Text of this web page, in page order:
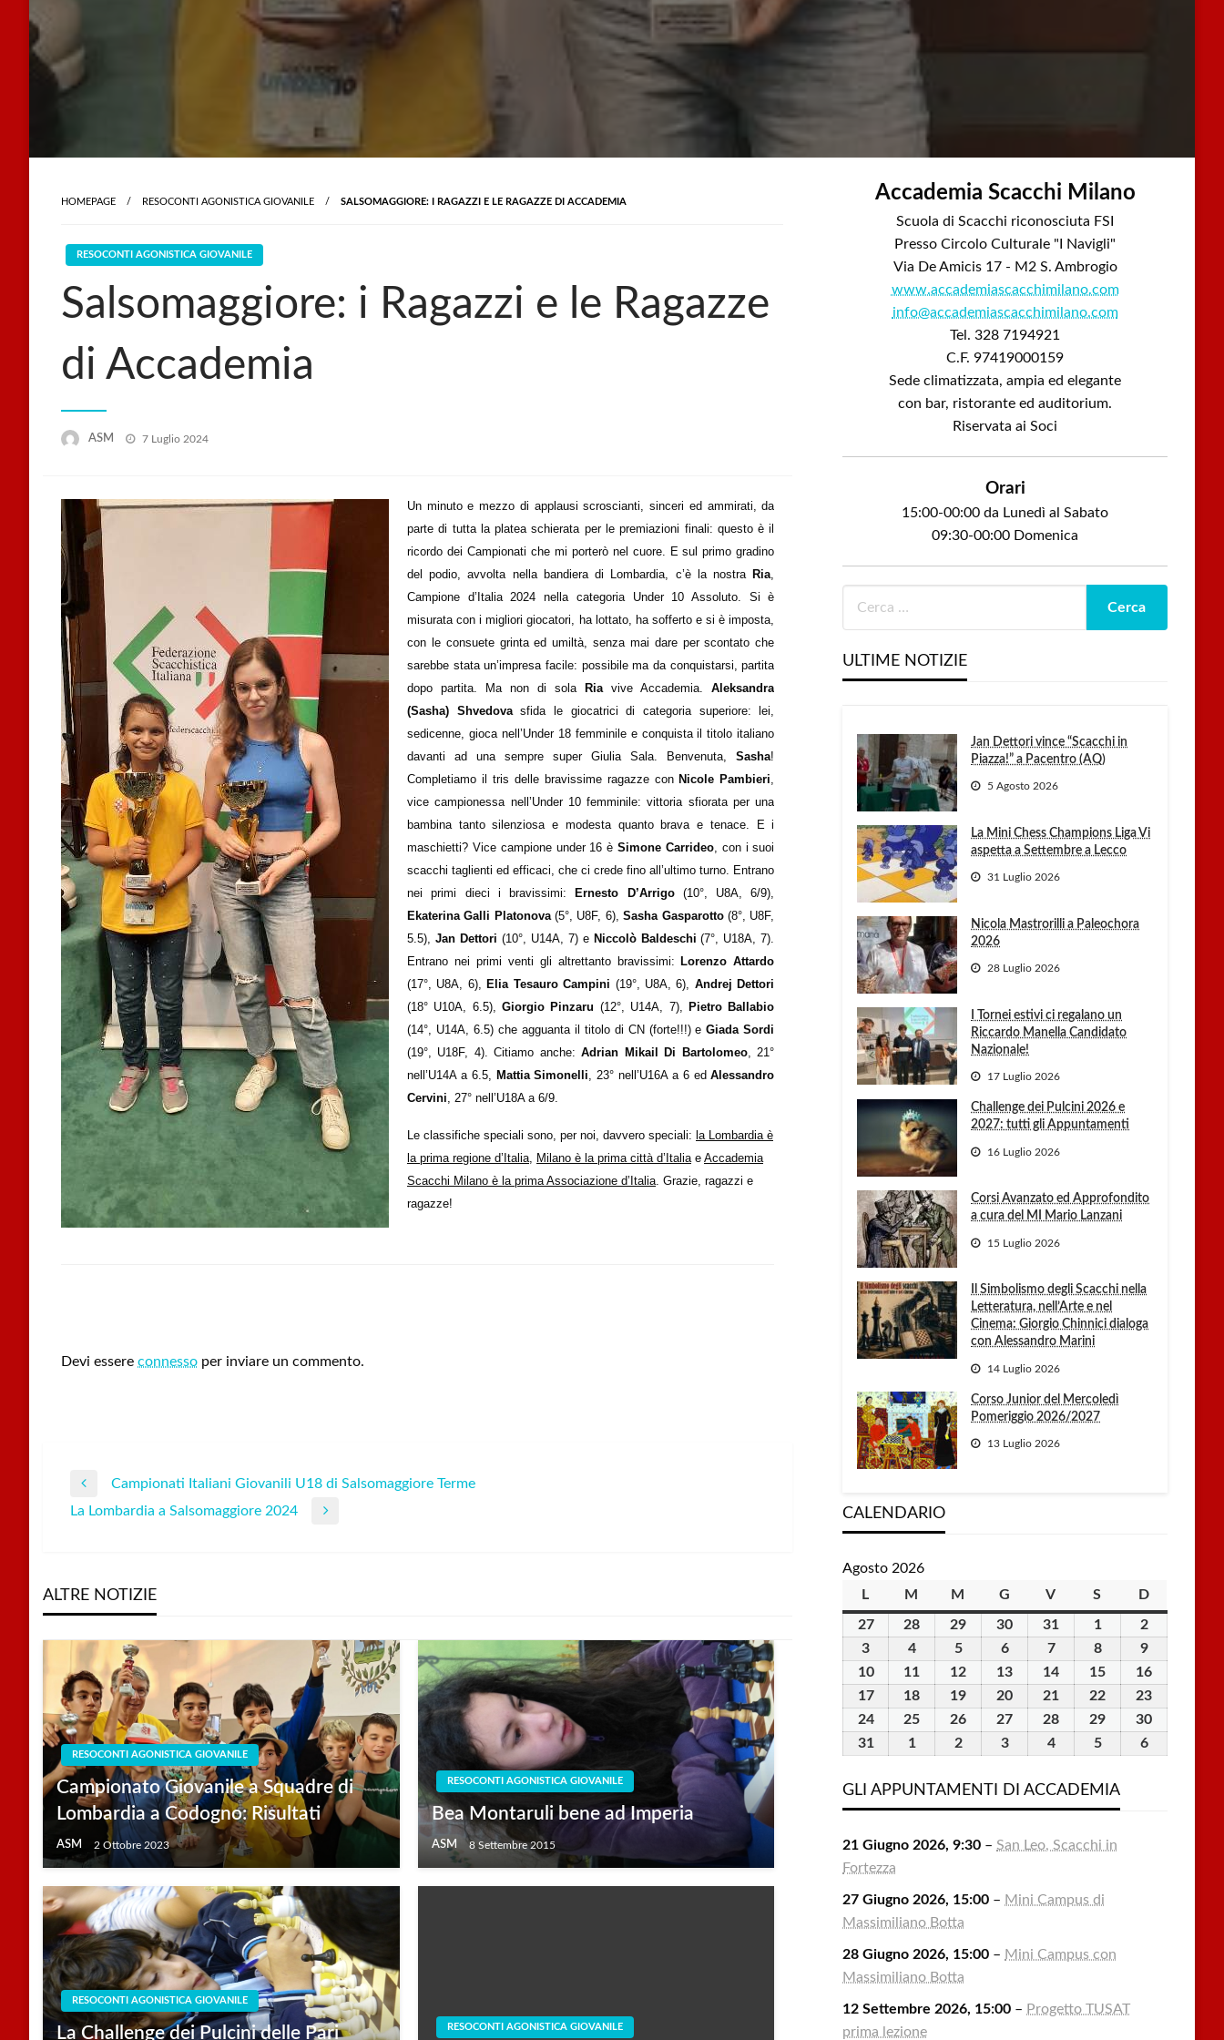
HOMEPAGE RESOCONTI AGONISTICA GIOVANILE SALSOMAGGIORE: I RAGAZZI E LE RAGAZZE DI ACCADEMIA
RESOCONTI AGONISTICA GIOVANILE
Salsomaggiore: i Ragazzi e le Ragazze
di Accademia
ASM
Posted
7 Luglio 2024
Un minuto e mezzo di applausi scroscianti, sinceri ed ammirati, da
parte di tutta la platea schierata per le premiazioni finali: questo è il
ricordo dei Campionati che mi porterò nel cuore. E sul primo gradino
del podio, avvolta nella bandiera di Lombardia, c’è la nostra Ria,
Campione d’Italia 2024 nella categoria Under 10 Assoluto. Si è
misurata con i migliori giocatori, ha lottato, ha sofferto e si è imposta,
con le consuete grinta ed umiltà, senza mai dare per scontato che
sarebbe stata un’impresa facile: possibile ma da conquistarsi, partita
dopo partita. Ma non di sola
Riavive Accademia.Aleksandra
(Sasha) Shvedovasfida le giocatrici di categoria superiore: lei,
sedicenne, gioca nell’Under 18 femminile e conquista il titolo italiano
davanti ad una sempre super Giulia Sala. Benvenuta,Sasha!
Completiamo il tris delle bravissime ragazze con Nicole Pambieri,
vice campionessa nell’Under 10 femminile: vittoria sfiorata per una
bambina tanto silenziosa e modesta quanto brava e tenace. E i
maschietti? Vice campione under 16 èSimone Carrideo, con i suoi
scacchi taglienti ed efficaci, che ci crede fino all’ultimo turno. Entrano
nei primi dieci i bravissimi:
Ernesto D’Arrigo(10°, U8A, 6/9),
Ekaterina Galli Platonova(5°, U8F, 6),Sasha Gasparotto(8°, U8F,
5.5), Jan Dettori (10°, U14A, 7) e Niccolò Baldeschi (7°, U18A, 7).
Entrano nei primi venti gli altrettanto bravissimi: Lorenzo Attardo
(17°, U8A, 6), Elia Tesauro Campini (19°, U8A, 6), Andrej Dettori
(18° U10A, 6.5),Giorgio Pinzaru (12°, U14A, 7), Pietro Ballabio
(14°, U14A, 6.5) che agguanta il titolo di CN (forte!!!) eGiada Sordi
(19°, U18F, 4). Citiamo anche:Adrian Mikail Di Bartolomeo, 21°
nell’U14A a 6.5, Mattia Simonelli, 23° nell’U16A a 6 edAlessandro
Cervini, 27° nell’U18A a 6/9.
Le classifiche speciali sono, per noi, davvero speciali: la Lombardia è
la prima regione d’Italia, Milano è la prima città d’Italiae Accademia
Scacchi Milano è la prima Associazione d’Italia. Grazie, ragazzi e
ragazze!
Devi essere connesso per inviare un commento.
Navigazione
Previous
Post
Campionati Italiani Giovanili U18 di Salsomaggiore Terme
Next
La Lombardia a Salsomaggiore 2024
ALTRE NOTIZIE
RESOCONTI AGONISTICA GIOVANILE
Campionato Giovanile a Squadre di
Lombardia a Codogno: Risultati
ASM 2 Ottobre 2023
RESOCONTI AGONISTICA GIOVANILE
Bea Montaruli bene ad Imperia
ASM 8 Settembre 2015
RESOCONTI AGONISTICA GIOVANILE
La Challenge dei Pulcini delle Pari RESOCONTI AGONISTICA GIOVANILE
Accademia Scacchi Milano
Scuola di Scacchi riconosciuta FSI
Presso Circolo Culturale "I Navigli"
Via De Amicis 17 - M2 S. Ambrogio
www.accademiascacchimilano.com
info@accademiascacchimilano.com
Tel. 328 7194921
C.F. 97419000159
Sede climatizzata, ampia ed elegante
con bar, ristorante ed auditorium.
Riservata ai Soci
Orari
15:00-00:00 da Lunedì al Sabato
09:30-00:00 Domenica
ULTIME NOTIZIE
Jan Dettori vince “Scacchi in
Piazza!” a Pacentro (AQ)
5 Agosto 2026
La Mini Chess Champions Liga Vi
aspetta a Settembre a Lecco
31 Luglio 2026
Nicola Mastrorilli a Paleochora
2026
28 Luglio 2026
I Tornei estivi ci regalano un
Riccardo Manella Candidato
Nazionale!
17 Luglio 2026
Challenge dei Pulcini 2026 e
2027: tutti gli Appuntamenti
16 Luglio 2026
Corsi Avanzato ed Approfondito
a cura del MI Mario Lanzani
15 Luglio 2026
Il Simbolismo degli Scacchi nella
Letteratura, nell’Arte e nel
Cinema: Giorgio Chinnici dialoga
con Alessandro Marini
14 Luglio 2026
Corso Junior del Mercoledì
Pomeriggio 2026/2027
13 Luglio 2026
CALENDARIO
Agosto 2026
L lunedìM martedì
M mercoledì
G giovedì
V venerdì
S sabatoDdomenica
2727
Luglio
2026
28
Luglio
2026
29
Luglio
2026
30
Luglio
2026
31
Luglio
2026
11
Agosto
2026
22
Agosto
2026
3
Agosto
2026
44
Agosto
2026
55
Agosto
2026
66
Agosto
2026
77
Agosto
2026
88
Agosto
2026
99
Agosto
2026
1010
Agosto
2026
11
Agosto
2026
12
Agosto
2026
13
Agosto
2026
14
Agosto
2026
15
Agosto
2026
16
1717
Agosto
18
Agosto
19
Agosto
20
Agosto
21
Agosto
22
Agosto
23
2424
Agosto
25
Agosto
26
Agosto
27
Agosto
28
Agosto
29
Agosto
30
3131
2026
11
2026
22
2026
33
2026
44
2026
55
2026
66
GLI APPUNTAMENTI DI ACCADEMIA
21 Giugno 2026, 9:30 –San Leo, Scacchi in
Fortezza
27 Giugno 2026, 15:00 – Mini Campus di
Massimiliano Botta
28 Giugno 2026, 15:00 – Mini Campus con
Massimiliano Botta
12 Settembre 2026, 15:00 – Progetto TUSAT
prima lezione